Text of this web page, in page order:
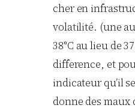
cher en
volatilité. (une
38°C au lieu de
difference, et
indicateur qu’il
donne des maux